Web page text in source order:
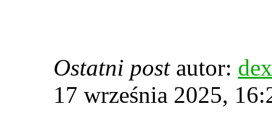
Ostatni postautor:
17 września 2025,